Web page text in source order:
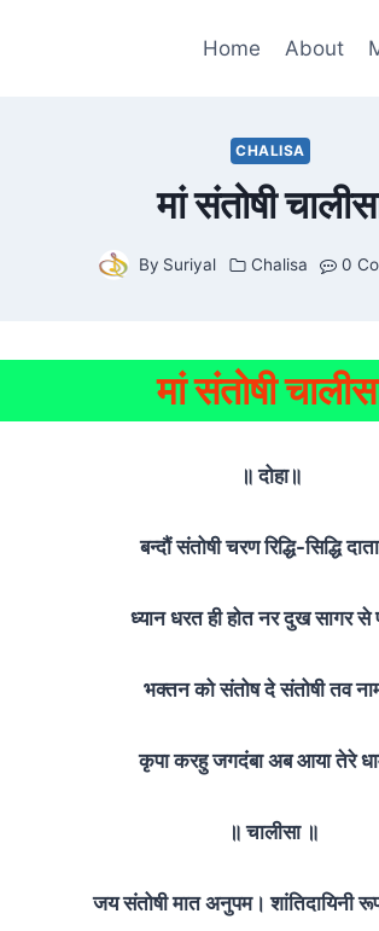
Home About
CHALISA
मां संतोषी
By Suriyal Chalisa 0
मां संतोषी
॥दोहा॥
बन्दौं संतोषी चरण रिद्धि-सिद्धि
ध्यान धरत ही होत नर दुख सागर से
भक्तन को संतोष दे संतोषी तव
कृपा करहु जगदंबा अब आया तेरे
॥ चालीसा ॥
जय संतोषी मात अनुपम। शांतिदायिनी